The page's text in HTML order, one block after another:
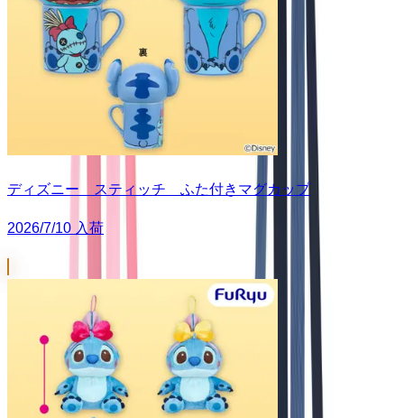
ディズニー スティッチ ふた付きマグカップ
2026/7/10 入荷